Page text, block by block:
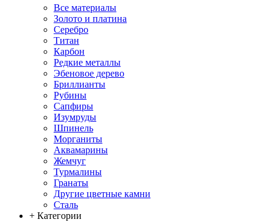
Все материалы
Золото и платина
Серебро
Титан
Карбон
Редкие металлы
Эбеновое дерево
Бриллианты
Рубины
Сапфиры
Изумруды
Шпинель
Морганиты
Аквамарины
Жемчуг
Турмалины
Гранаты
Другие цветные камни
Сталь
+ Категории